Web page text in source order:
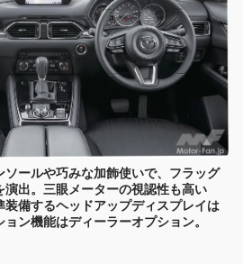
ールや巧みな加飾使いで、フラッグ
演出。三眼メーターの視認性も高い
備するヘッドアップディスプレイは
ン機能はディーラーオプション。